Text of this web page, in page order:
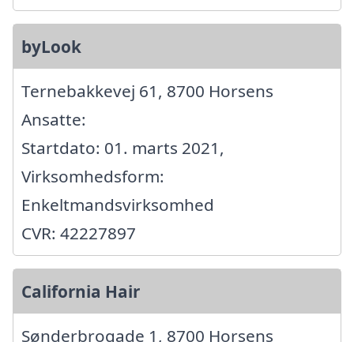
byLook
Ternebakkevej 61, 8700 Horsens
Ansatte:
Startdato: 01. marts 2021,
Virksomhedsform:
Enkeltmandsvirksomhed
CVR: 42227897
California Hair
Sønderbrogade 1, 8700 Horsens